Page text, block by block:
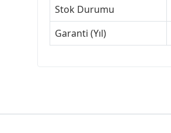
Stok Durumu
Garanti (Yıl)